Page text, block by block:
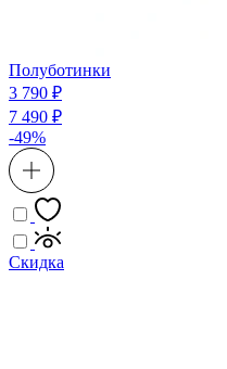
Полуботинки
3 790 ₽
7 490 ₽
-49%
Скидка